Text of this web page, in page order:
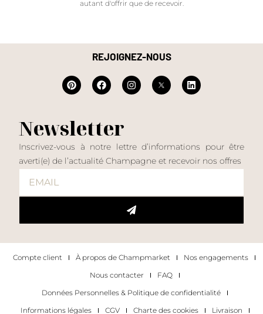
autant d'offrir que de recevoir.
REJOIGNEZ-NOUS
Newsletter
Inscrivez-vous à notre lettre d’informations pour être
averti(e) de l’actualité Champagne et recevoir nos offres
Compte client À propos de Champmarket
Nos engagements
Nous contacter
FAQ
Données Personnelles & Politique de confidentialité
Informations légales
CGV Charte des cookies Livraison